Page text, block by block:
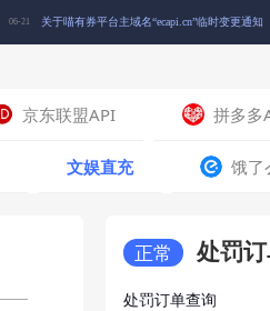
06-21 关于喵有券平台主域名“ecapi.cn”临时变更通知
🎉五一狂欢 积分翻5倍！喵~快来囤积分啦！🎉
京东联盟API 拼多多
文娱直充 饿了
正常 处罚
处罚订单查询